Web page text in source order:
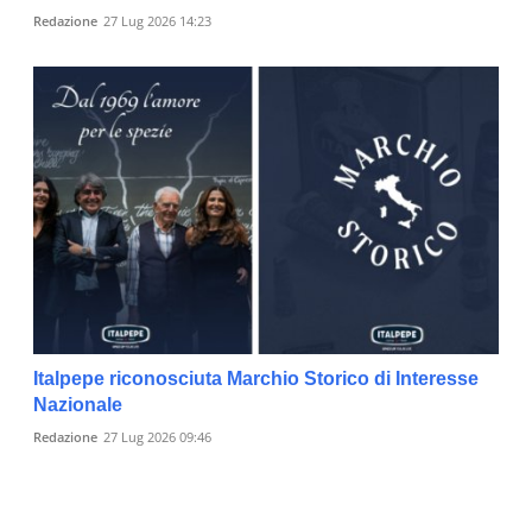
Redazione 27 Lug 2026 14:23
Italpepe riconosciuta Marchio Storico di Interesse
Nazionale
Redazione 27 Lug 2026 09:46